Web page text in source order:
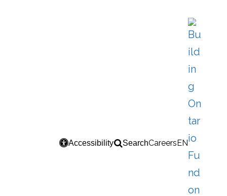
Accessibility SearchCareersEN